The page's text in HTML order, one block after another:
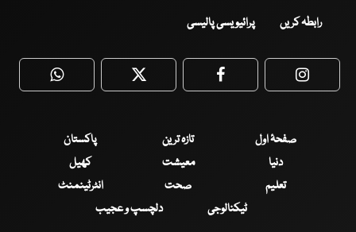
رابطہ کریں پرائیویسی پالیسی
WhatsApp Twitter Facebook
صفحۂ اول تازہ ترین
پاکستان
دنیا
معیشت
کھیل
تعلیم
صحت
انٹرٹینمنٹ
ٹیکنالوجی
دلچسپ و عجیب